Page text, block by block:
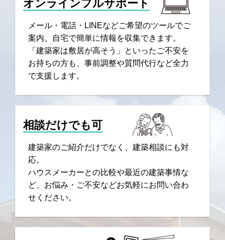
オンラインフルサポート
メール・電話・LINEなどご希望のツールでご
案内。自宅で簡単に情報を収集できます。
「建築家は敷居が高そう」といったご不安を
お持ちの方も、事前調整や質問代行など全力
で支援します。
相談だけでも可
建築家のご紹介だけでなく、建築相談にも対
応。
ハウスメーカーとの比較や最近の建築事情な
ど、お悩み・ご不安などお気軽にお問い合わ
せください。